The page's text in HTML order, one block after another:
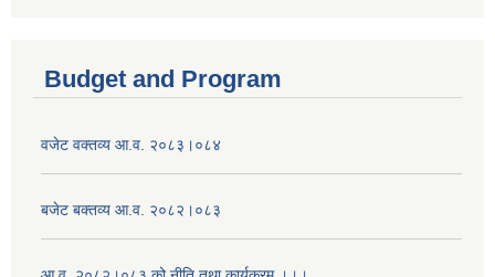
Budget and Program
वजेट वक्तव्य आ.व. २०८३।०८४
बजेट बक्तव्य आ.व. २०८२।०८३